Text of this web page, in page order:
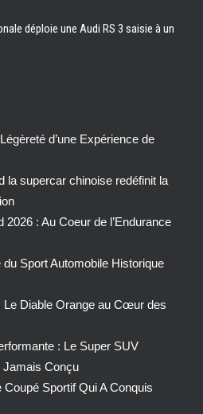
déploie une Audi RS 3 saisie à un
d’une Expérience de
la supercar chinoise redéfinit la
: Au Coeur de l’Endurance
Sport Automobile Historique
Le Diable Orange au Cœur des
: Le Super SUV
Jamais Conçu
Sportif Qui A Conquis